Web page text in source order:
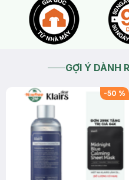
GỢI Ý DÀNH
-50 %